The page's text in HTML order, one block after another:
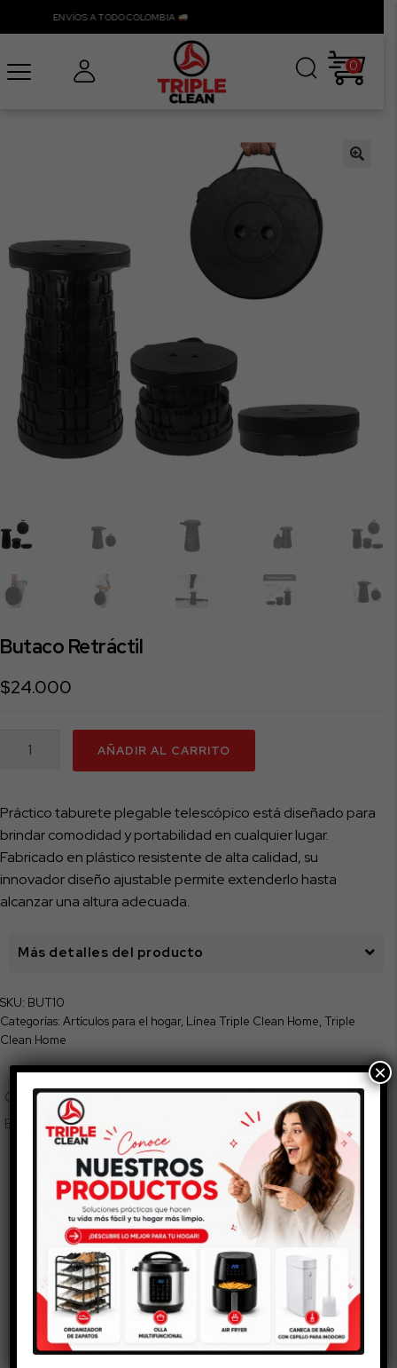
ENVÍOS A TODO COLOMBIA
0
Butaco Retráctil
$24.000
Butaco
AÑADIR AL CARRITO
Práctico taburete plegable telescópico está diseñado para
brindar comodidad y portabilidad en cualquier lugar.
Fabricado en plástico resistente de alta calidad, su
innovador diseño ajustable permite extenderlo hasta
alcanzar una altura adecuada.
Más detalles del producto
SKU: BUT10
Categorías: Artículos para el hogar, Línea Triple Clean Home, Triple
Clean Home
COMPLETATU COMPRA
Esto también te puede gustar...
×